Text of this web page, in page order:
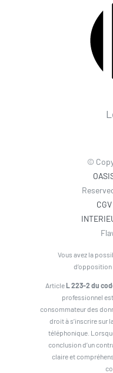
©
Vous avez la
d’opposition
ArticleL 223-2 du
professionnel
consommateur des
droit à s’inscrire sur
téléphonique.
conclusion d’un
claire et